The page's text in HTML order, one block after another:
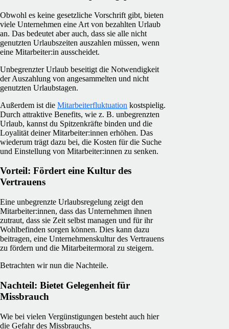
Obwohl es keine gesetzliche Vorschrift gibt, bieten
viele Unternehmen eine Art von bezahlten Urlaub
an. Das bedeutet aber auch, dass sie alle nicht
genutzten Urlaubszeiten auszahlen müssen, wenn
eine Mitarbeiter:in ausscheidet.
Unbegrenzter Urlaub beseitigt die Notwendigkeit
der Auszahlung von angesammelten und nicht
genutzten Urlaubstagen.
Außerdem ist die Mitarbeiterfluktuation kostspielig.
Durch attraktive Benefits, wie z. B. unbegrenzten
Urlaub, kannst du Spitzenkräfte binden und die
Loyalität deiner Mitarbeiter:innen erhöhen. Das
wiederum trägt dazu bei, die Kosten für die Suche
und Einstellung von Mitarbeiter:innen zu senken.
Vorteil: Fördert eine Kultur des
Vertrauens
Eine unbegrenzte Urlaubsregelung zeigt den
Mitarbeiter:innen, dass das Unternehmen ihnen
zutraut, dass sie Zeit selbst managen und für ihr
Wohlbefinden sorgen können. Dies kann dazu
beitragen, eine Unternehmenskultur des Vertrauens
zu fördern und die Mitarbeitermoral zu steigern.
Betrachten wir nun die Nachteile.
Nachteil: Bietet Gelegenheit für
Missbrauch
Wie bei vielen Vergünstigungen besteht auch hier
die Gefahr des Missbrauchs.